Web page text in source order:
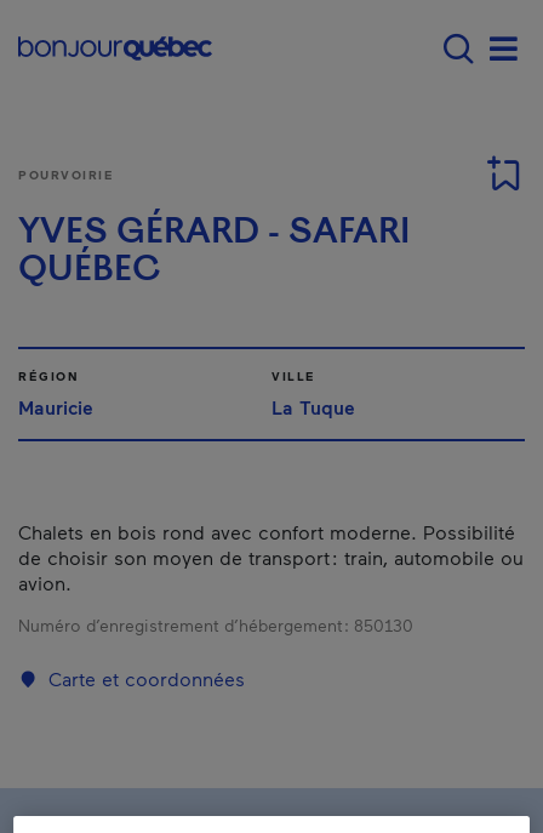
Main navigation -
POURVOIRIE
YVES GÉRARD - SAFARI
QUÉBEC
RÉGION
Mauricie
VILLE
La Tuque
Chalets en bois rond avec confort moderne. Possibilité
de choisir son moyen de transport : train, automobile ou
avion.
Numéro d’enregistrement d’hébergement : 850130
Carte et coordonnées